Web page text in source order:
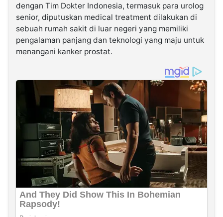
dengan Tim Dokter Indonesia, termasuk para urolog
senior, diputuskan medical treatment dilakukan di
sebuah rumah sakit di luar negeri yang memiliki
pengalaman panjang dan teknologi yang maju untuk
menangani kanker prostat.